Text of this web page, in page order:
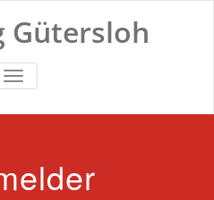
Gütersloh
TOGGLE NAVIGATION